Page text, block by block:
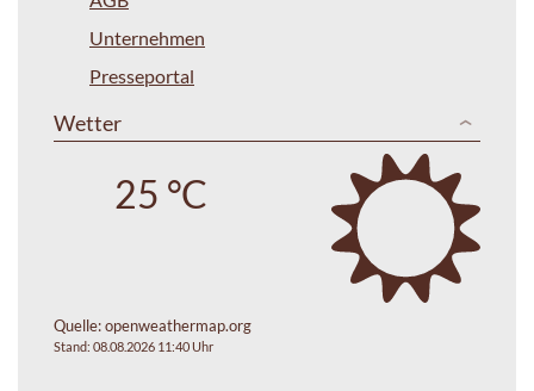
Unternehmen
Presseportal
Wetter
25 °C
Quelle:openweathermap.org
Stand: 08.08.2026 11:40 Uhr